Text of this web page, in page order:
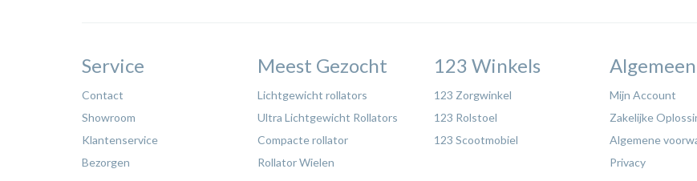
Service
Contact
Showroom
Klantenservice
Bezorgen
Meest Gezocht
Lichtgewicht rollators
Ultra Lichtgewicht Rollators
Compacte rollator
Rollator Wielen
123 Winkels
123 Zorgwinkel
123 Rolstoel
123 Scootmobiel
Algemeen
Mijn Account
Zakelijke
Algemene
Privacy